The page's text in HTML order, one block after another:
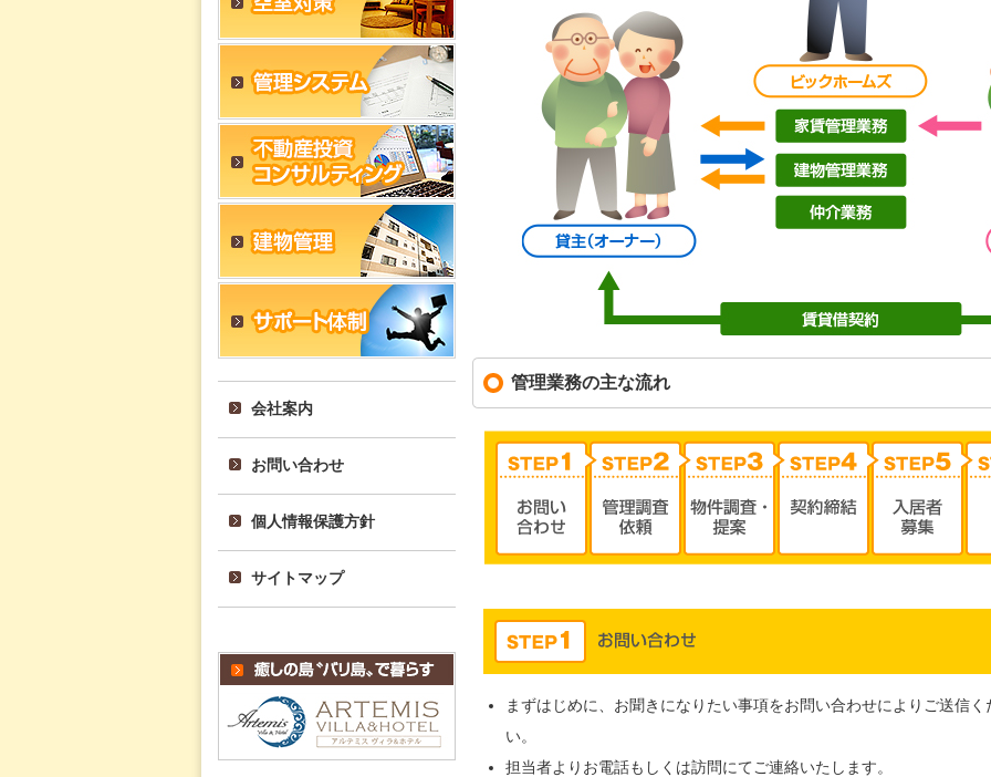
管理業務の主な流れ
まずはじめに、お聞きになりたい事項をお問い合わせによりご送信く
い。
担当者よりお電話もしくは訪問にてご連絡いたします。
会社案内
お問い合わせ
個人情報保護方針
サイトマップ